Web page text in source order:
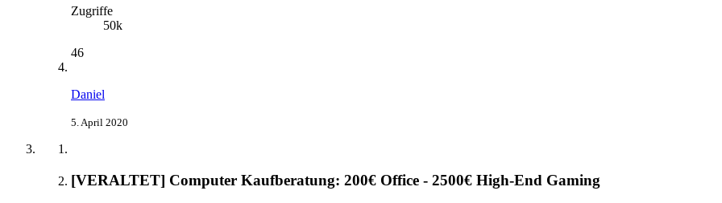
Zugriffe
50k
46
Daniel
5. April 2020
[VERALTET] Computer Kaufberatung: 200€ Office - 2500€ High-End Gaming